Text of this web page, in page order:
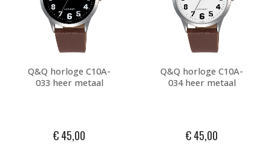
Q&Q horloge C10A-
033 heer metaal
€45,00
Q&Q horloge C10A-
034 heer metaal
€45,00